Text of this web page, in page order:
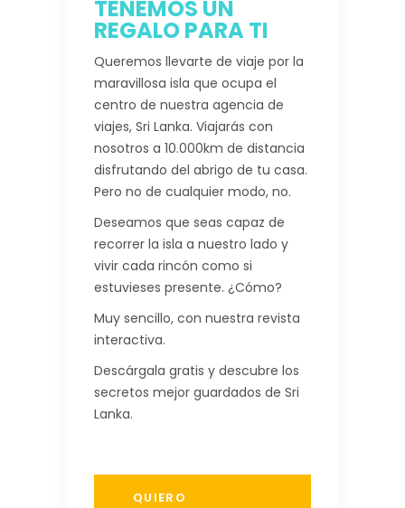
TENEMOS UN
REGALO PARA TI
Queremos llevarte de viaje por la
maravillosa isla que ocupa el
centro de nuestra agencia de
viajes, Sri Lanka. Viajarás con
nosotros a 10.000km de distancia
disfrutando del abrigo de tu casa.
Pero no de cualquier modo, no.
Deseamos que seas capaz de
recorrer la isla a nuestro lado y
vivir cada rincón como si
estuvieses presente. ¿Cómo?
Muy sencillo, con nuestra revista
interactiva.
Descárgala gratis y descubre los
secretos mejor guardados de Sri
Lanka.
QUIERO